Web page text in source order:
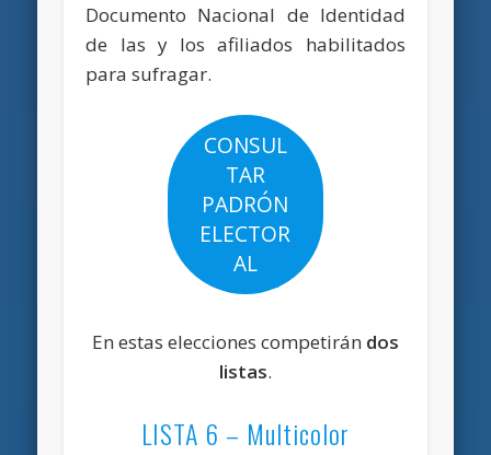
Documento Nacional de Identidad
de las y los afiliados habilitados
para sufragar.
CONSUL
TAR
PADRÓN
ELECTOR
AL
En estas elecciones competirán dos
listas.
LISTA 6 – Multicolor